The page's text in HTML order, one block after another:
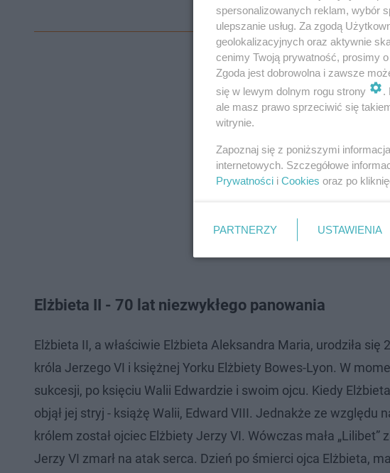
ROZWIŃ
Elżbieta II - 70 lat niezwykłego panowania
Elżbieta II, a właściwie Elżbieta Aleksandra Maria, urodziła
króla Jerzego VI i księżnej Yorku Elżbiety Bowes-Lyon. W
sukcesji, po księciu Walii Edwardzie i swoim ojcu. Kiedy
objął jej stryj - książę Walii, Edward VIII. Jednakże ze
królem został ojciec Elżbiety Jerzy VI. Wówczas mała
Jerzy VI zmarł na atak serca. Dzień po śmierci ojca Elżbieta,
spersonalizowanych reklam, wybór
ulepszanie usług. Za zgodą
geolokalizacyjnych oraz aktywnie
cenimy Twoją prywatność, prosimy
Zgoda jest dobrowolna i zawsze
się w lewym dolnym rogu strony
.
ale masz prawo sprzeciwić się
witrynie.
Zapoznaj się z poniższymi
internetowych. Szczegółowe
Prywatności i Cookies oraz po
PARTNERZY USTAWIENIA